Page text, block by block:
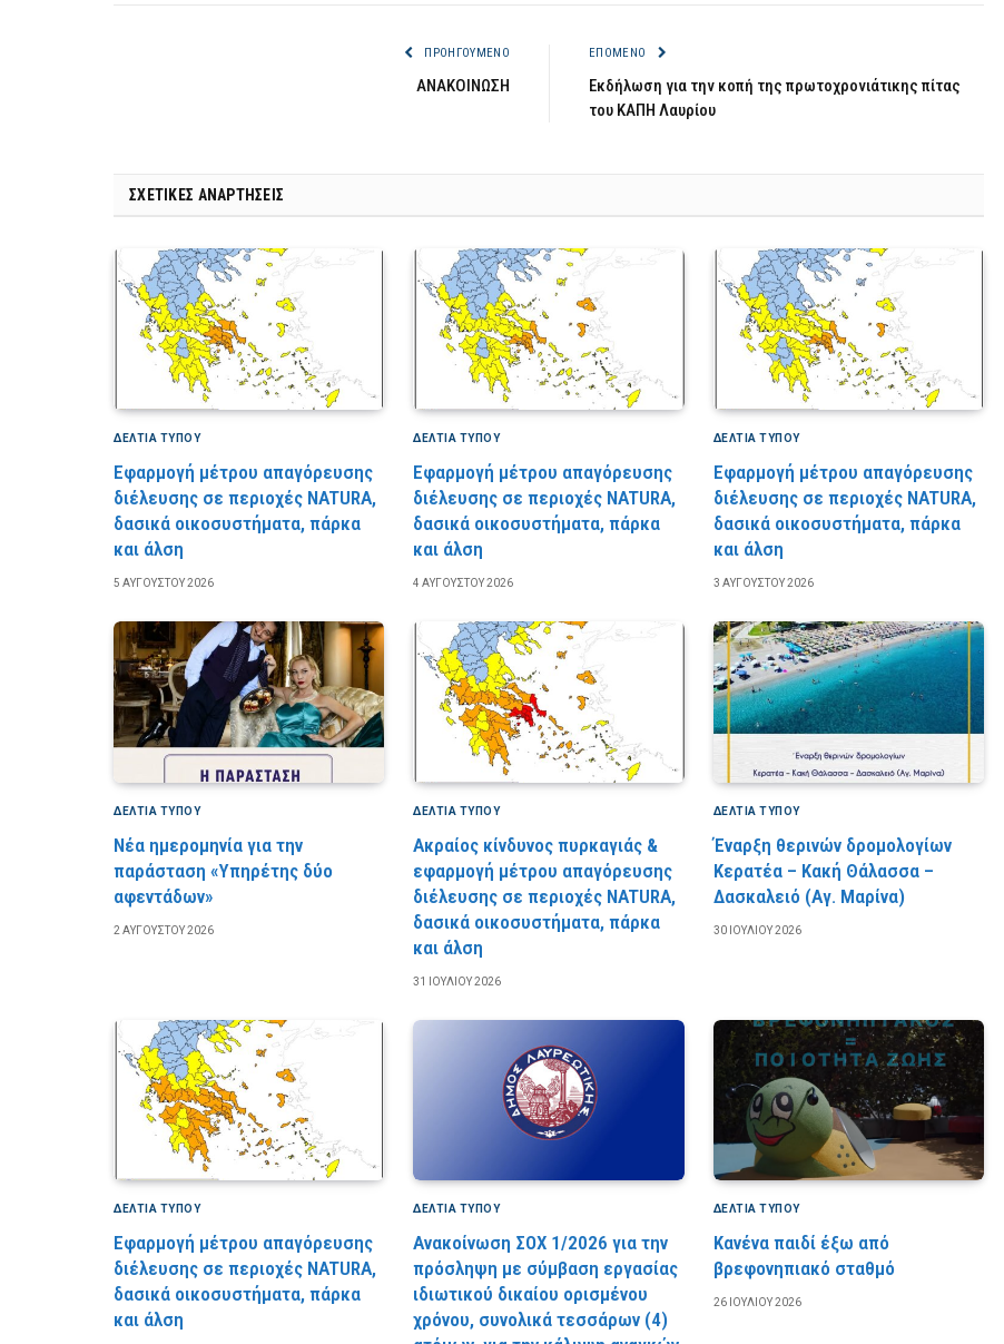
ΠΡΟΗΓΟΎΜΕΝΟ
ΑΝΑΚΟΙΝΩΣΗ
ΕΠΌΜΕΝΟ
Εκδήλωση για την κοπή της πρωτοχρονιάτικης πίτας
του ΚΑΠΗ Λαυρίου
ΣΧΕΤΙΚΈΣ ΑΝΑΡΤΉΣΕΙΣ
ΔΕΛΤΙΑ ΤΥΠΟΥ
Εφαρμογή μέτρου απαγόρευσης
διέλευσης σε περιοχές NATURA,
δασικά οικοσυστήματα, πάρκα
και άλση
5 ΑΥΓΟΎΣΤΟΥ 2026
ΔΕΛΤΙΑ ΤΥΠΟΥ
Εφαρμογή μέτρου απαγόρευσης
διέλευσης σε περιοχές NATURA,
δασικά οικοσυστήματα, πάρκα
και άλση
4 ΑΥΓΟΎΣΤΟΥ 2026
ΔΕΛΤΙΑ ΤΥΠΟΥ
Εφαρμογή μέτρου απαγόρευσης
διέλευσης σε περιοχές NATURA,
δασικά οικοσυστήματα, πάρκα
και άλση
3 ΑΥΓΟΎΣΤΟΥ 2026
ΔΕΛΤΙΑ ΤΥΠΟΥ
Νέα ημερομηνία για την
παράσταση «Υπηρέτης δύο
αφεντάδων»
2 ΑΥΓΟΎΣΤΟΥ 2026
ΔΕΛΤΙΑ ΤΥΠΟΥ
Ακραίος κίνδυνος πυρκαγιάς &
εφαρμογή μέτρου απαγόρευσης
διέλευσης σε περιοχές NATURA,
δασικά οικοσυστήματα, πάρκα
και άλση
31 ΙΟΥΛΊΟΥ 2026
ΔΕΛΤΙΑ ΤΥΠΟΥ
Έναρξη θερινών δρομολογίων
Κερατέα – Κακή Θάλασσα –
Δασκαλειό (Αγ. Μαρίνα)
30 ΙΟΥΛΊΟΥ 2026
ΔΕΛΤΙΑ ΤΥΠΟΥ
Εφαρμογή μέτρου απαγόρευσης
διέλευσης σε περιοχές NATURA,
δασικά οικοσυστήματα, πάρκα
και άλση
ΔΕΛΤΙΑ ΤΥΠΟΥ
Ανακοίνωση ΣΟΧ 1/2026 για την
πρόσληψη με σύμβαση εργασίας
ιδιωτικού δικαίου ορισμένου
χρόνου, συνολικά τεσσάρων (4)
ΔΕΛΤΙΑ ΤΥΠΟΥ
Κανένα παιδί έξω από
βρεφονηπιακό σταθμό
26 ΙΟΥΛΊΟΥ 2026